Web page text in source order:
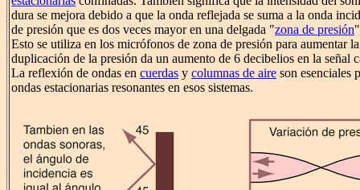
dura se mejora debido a que la onda reflejada se suma a la onda
de presión que es dos veces mayor en una delgada "zona de presión
Esto se utiliza en los micrófonos de zona de presión para aumentar
duplicación de la presión da un aumento de 6 decibelios en la señal
La reflexión de ondas en cuerdas y columnas de aire son esenciales
ondas estacionarias resonantes en esos sistemas.